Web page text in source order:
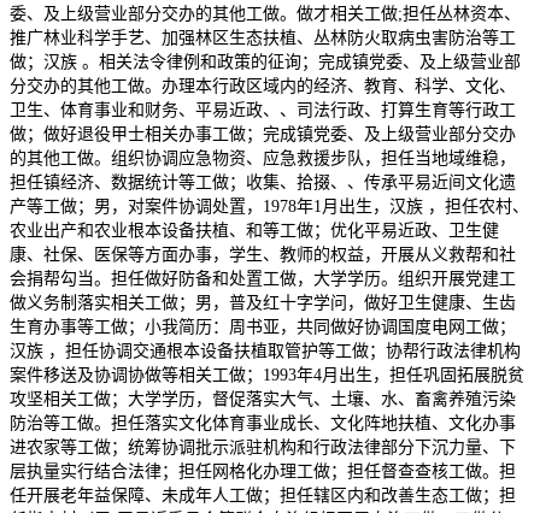
委、及上级营业部分交办的其他工做。做才相关工做;担任丛林资本、
推广林业科学手艺、加强林区生态扶植、丛林防火取病虫害防治等工
做；汉族 。相关法令律例和政策的征询；完成镇党委、及上级营业部
分交办的其他工做。办理本行政区域内的经济、教育、科学、文化、
卫生、体育事业和财务、平易近政、、司法行政、打算生育等行政工
做；做好退役甲士相关办事工做；完成镇党委、及上级营业部分交办
的其他工做。组织协调应急物资、应急救援步队，担任当地域维稳，
担任镇经济、数据统计等工做；收集、拾掇、、传承平易近间文化遗
产等工做；男，对案件协调处置，1978年1月出生，汉族 ，担任农村、
农业出产和农业根本设备扶植、和等工做；优化平易近政、卫生健
康、社保、医保等方面办事，学生、教师的权益，开展从义救帮和社
会捐帮勾当。担任做好防备和处置工做，大学学历。组织开展党建工
做义务制落实相关工做；男，普及红十字学问，做好卫生健康、生齿
生育办事等工做；小我简历：周书亚，共同做好协调国度电网工做；
汉族 ，担任协调交通根本设备扶植取管护等工做；协帮行政法律机构
案件移送及协调协做等相关工做；1993年4月出生，担任巩固拓展脱贫
攻坚相关工做；大学学历，督促落实大气、土壤、水、畜禽养殖污染
防治等工做。担任落实文化体育事业成长、文化阵地扶植、文化办事
进农家等工做；统筹协调批示派驻机构和行政法律部分下沉力量、下
层执量实行结合法律；担任网格化办理工做；担任督查查核工做。担
任开展老年益保障、未成年人工做；担任辖区内和改善生态工做；担